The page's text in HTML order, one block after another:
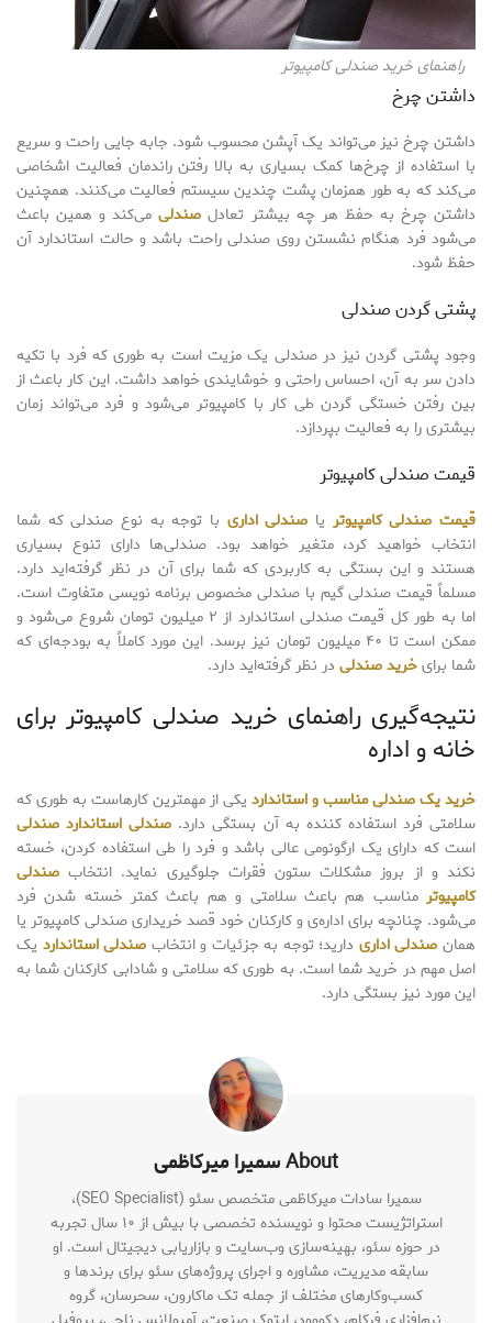
راهنمای خرید صندلی کامپیوتر
داشتن چرخ
داشتن چرخ نیز می‌تواند یک آپشن محسوب شود. جابه جایی راحت و سریع
با استفاده از چرخ‌ها کمک بسیاری به بالا رفتن راندمان فعالیت اشخاصی
می‌کند که به طور همزمان پشت چندین سیستم فعالیت می‌کنند. همچنین
داشتن چرخ به حفظ هر چه بیشتر تعادل صندلی می‌کند و همین باعث
می‌شود فرد هنگام نشستن روی صندلی راحت باشد و حالت استاندارد آن
حفظ شود.
پشتی گردن صندلی
وجود پشتی گردن نیز در صندلی یک مزیت است به طوری که فرد با تکیه
دادن سر به آن، احساس راحتی و خوشایندی خواهد داشت. این کار باعث از
بین رفتن خستگی گردن طی کار با کامپیوتر می‌شود و فرد می‌تواند زمان
بیشتری را به فعالیت بپردازد.
قیمت صندلی کامپیوتر
قیمت صندلی کامپیوتر یا صندلی اداری با توجه به نوع صندلی که شما
انتخاب خواهید کرد، متغیر خواهد بود. صندلی‌ها دارای تنوع بسیاری
هستند و این بستگی به کاربردی که شما برای آن در نظر گرفته‌اید دارد.
مسلماً قیمت صندلی گیم با صندلی مخصوص برنامه نویسی متفاوت است.
اما به طور کل قیمت صندلی استاندارد از ۲ میلیون تومان شروع می‌شود و
ممکن است تا ۴۰ میلیون تومان نیز برسد. این مورد کاملاً به بودجه‌ای که
شما برایخرید صندلی در نظر گرفته‌اید دارد.
نتیجه‌گیری راهنمای خرید صندلی کامپیوتر برای
خانه و اداره
خرید یک صندلی مناسب و استاندارد یکی از مهمترین کارهاست به طوری که
سلامتی فرد استفاده کننده به آن بستگی دارد. صندلی استاندارد صندلی
است که دارای یک ارگونومی عالی باشد و فرد را طی استفاده کردن، خسته
نکند و از بروز مشکلات ستون فقرات جلوگیری نماید. انتخاب صندلی
کامپیوتر مناسب هم باعث سلامتی و هم باعث کمتر خسته شدن فرد
می‌شود. چنانچه برای اداره‌ی و کارکنان خود قصد خریداری صندلی کامپیوتر یا
همان صندلی اداری دارید؛ توجه به جزئیات و انتخاب صندلی استاندارد یک
اصل مهم در خرید شما است. به طوری که سلامتی و شادابی کارکنان شما به
این مورد نیز بستگی دارد.
About سمیرا میرکاظمی
سمیرا سادات میرکاظمی متخصص سئو (SEO Specialist)،
استراتژیست محتوا و نویسنده تخصصی با بیش از ۱۰ سال تجربه
در حوزه سئو، بهینه‌سازی وب‌سایت و بازاریابی دیجیتال است. او
سابقه مدیریت، مشاوره و اجرای پروژه‌های سئو برای برندها و
کسب‌وکارهای مختلف از جمله تک ماکارون، سحرسان، گروه